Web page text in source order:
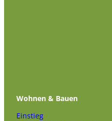
Wohnen & Bauen
Einstieg